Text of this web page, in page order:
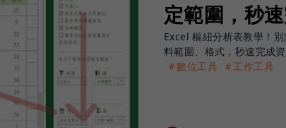
定範圍，秒
Excel 樞紐分析表教學！
料範圍、格式，秒速完成
＃數位工具 ＃工作工具